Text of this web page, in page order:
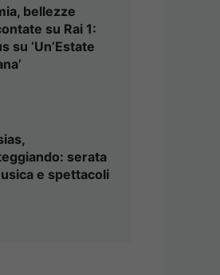
bellezze
su Rai 1:
su ‘Un’Estate
serata
e spettacoli